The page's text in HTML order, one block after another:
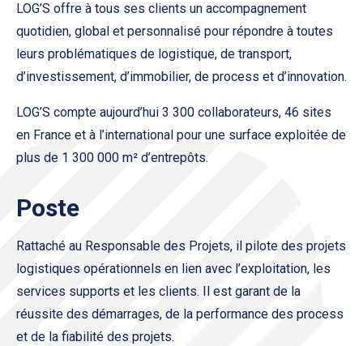
LOG’S offre à tous ses clients un accompagnement
quotidien, global et personnalisé pour répondre à toutes
leurs problématiques de logistique, de transport,
d’investissement, d’immobilier, de process et d’innovation.
LOG’S compte aujourd’hui 3 300 collaborateurs, 46 sites
en France et à l’international pour une surface exploitée de
plus de 1 300 000 m² d’entrepôts.
Poste
Rattaché au Responsable des Projets, il pilote des projets
logistiques opérationnels en lien avec l’exploitation, les
services supports et les clients. Il est garant de la
réussite des démarrages, de la performance des process
et de la fiabilité des projets.